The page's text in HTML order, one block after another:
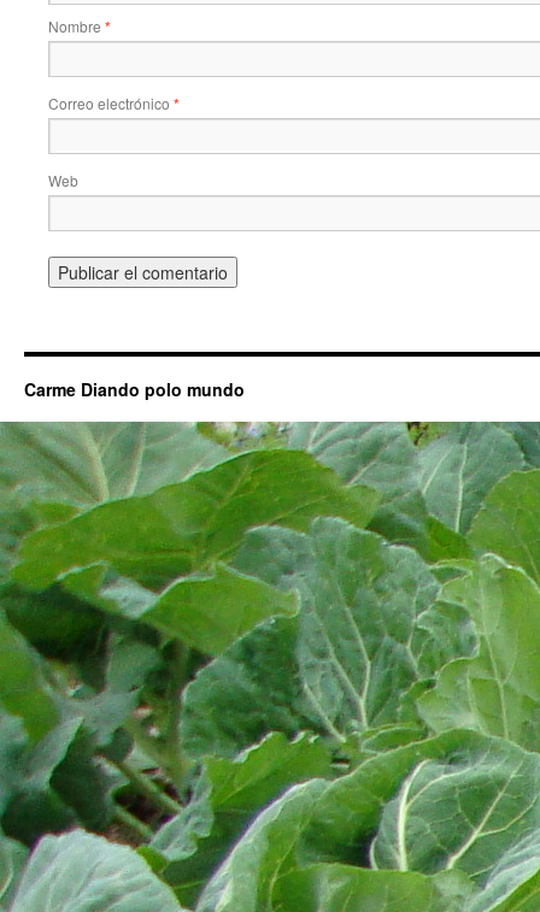
Nombre *
Correo electrónico *
Web
Carme Diando polo mundo